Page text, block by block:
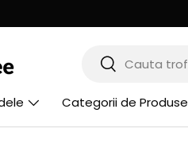
Cauta
Cauta
Categorii de Produse